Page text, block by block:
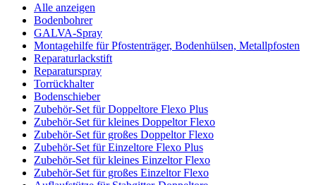
Alle anzeigen
Bodenbohrer
GALVA-Spray
Montagehilfe für Pfostenträger, Bodenhülsen, Metallpfosten
Reparaturlackstift
Reparaturspray
Torrückhalter
Bodenschieber
Zubehör-Set für Doppeltore Flexo Plus
Zubehör-Set für kleines Doppeltor Flexo
Zubehör-Set für großes Doppeltor Flexo
Zubehör-Set für Einzeltore Flexo Plus
Zubehör-Set für kleines Einzeltor Flexo
Zubehör-Set für großes Einzeltor Flexo